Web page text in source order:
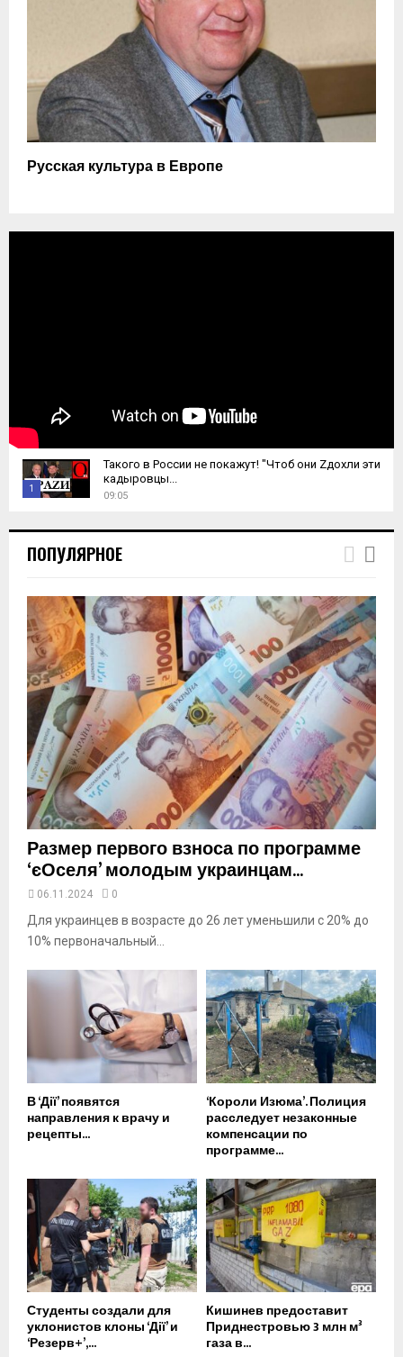
Русская культура в Европе
1
h
u
a
y
u
e
Такого в России не покажут! "Чтоб они Zдохли эти
кадыровцы...
09:05
ПОПУЛЯРНОЕ
Размер первого взноса по программе
‘єОселя’ молодым украинцам...
06.11.2024 0
Для украинцев в возрасте до 26 лет уменьшили с 20% до
10% первоначальный...
В ‘Дії’ появятся
направления к врачу и
рецепты...
‘Короли Изюма’. Полиция
расследует незаконные
компенсации по
программе...
Студенты создали для
уклонистов клоны ‘Дії’ и
‘Резерв+’,...
Кишинев предоставит
Приднестровью 3 млн м³
газа в...